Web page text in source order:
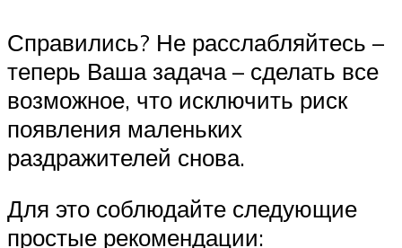
Справились? Не расслабляйтесь –
теперь Ваша задача – сделать все
возможное, что исключить риск
появления маленьких
раздражителей снова.
Для это соблюдайте следующие
простые рекомендации: